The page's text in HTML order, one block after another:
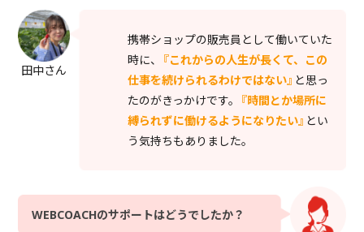
田中さん
携帯ショップの販売員として働いていた
時に、
『これからの人生が長くて、この
仕事を続けられるわけではない』と思っ
たのがきっかけです。
『時間とか場所に
縛られずに働けるようになりたい』とい
う気持ちもありました。
WEBCOACHのサポートはどうでしたか？